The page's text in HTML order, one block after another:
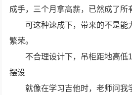
成手，三个月拿高薪，已然成了所
可这种速成下，带来的不是能
繁荣。
不合理设计下，吊柜距地高低
摆设
就像在学习吉他时，老师问我